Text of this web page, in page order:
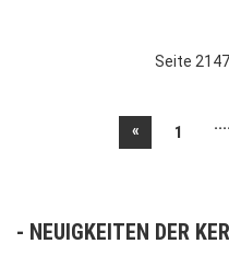
Seite
« 1 ....
NEUIGKEITEN DER